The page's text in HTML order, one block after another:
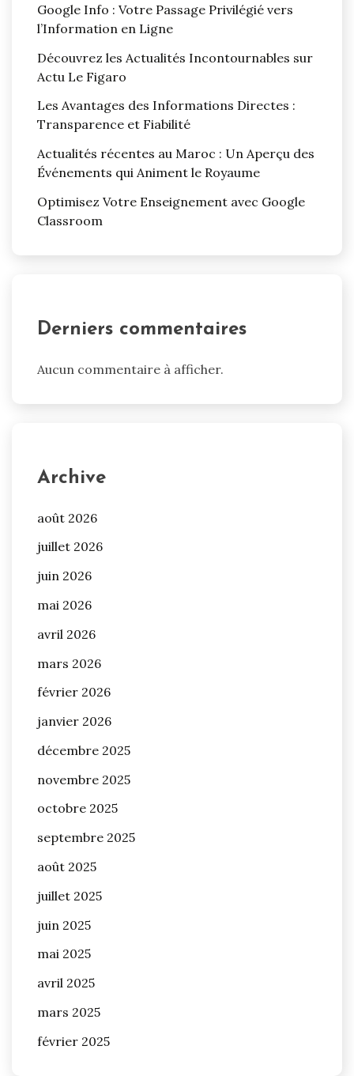
Google Info : Votre Passage Privilégié vers
l’Information en Ligne
Découvrez les Actualités Incontournables sur
Actu Le Figaro
Les Avantages des Informations Directes :
Transparence et Fiabilité
Actualités récentes au Maroc : Un Aperçu des
Événements qui Animent le Royaume
Optimisez Votre Enseignement avec Google
Classroom
Derniers commentaires
Aucun commentaire à afficher.
Archive
août 2026
juillet 2026
juin 2026
mai 2026
avril 2026
mars 2026
février 2026
janvier 2026
décembre 2025
novembre 2025
octobre 2025
septembre 2025
août 2025
juillet 2025
juin 2025
mai 2025
avril 2025
mars 2025
février 2025